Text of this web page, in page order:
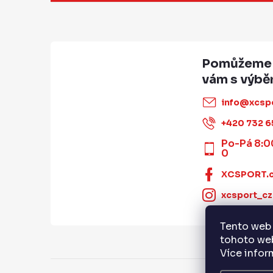
Tento
tohoto
Více
info@
+420 732
Po-Pá
0
xcsport_cz